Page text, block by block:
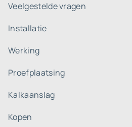
Veelgestelde vragen
Installatie
Werking
Proefplaatsing
Kalkaanslag
Kopen